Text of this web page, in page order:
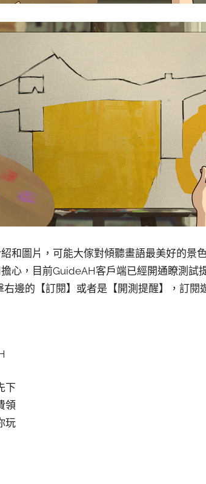
和圖片，可能大傢對傾聽畫語最美好的景
心，目前GuideAH客戶端已經開通瞭測試
右邊的【訂閱】或者是【開測提醒】，訂閱
下
領
玩